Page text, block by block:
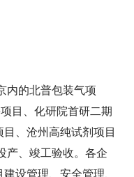
内的北普包装气项
目、化研院首研二期
、沧州高纯试剂项目
产、竣工验收。各企
设管理、安全管理、